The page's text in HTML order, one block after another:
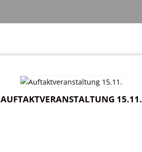
AUFTAKTVERANSTALTUNG 15.11.